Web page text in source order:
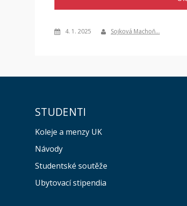
4. 1. 2025 Sojková Machoň…
STUDENTI
Koleje a menzy UK
Návody
Studentské soutěže
Ubytovací stipendia